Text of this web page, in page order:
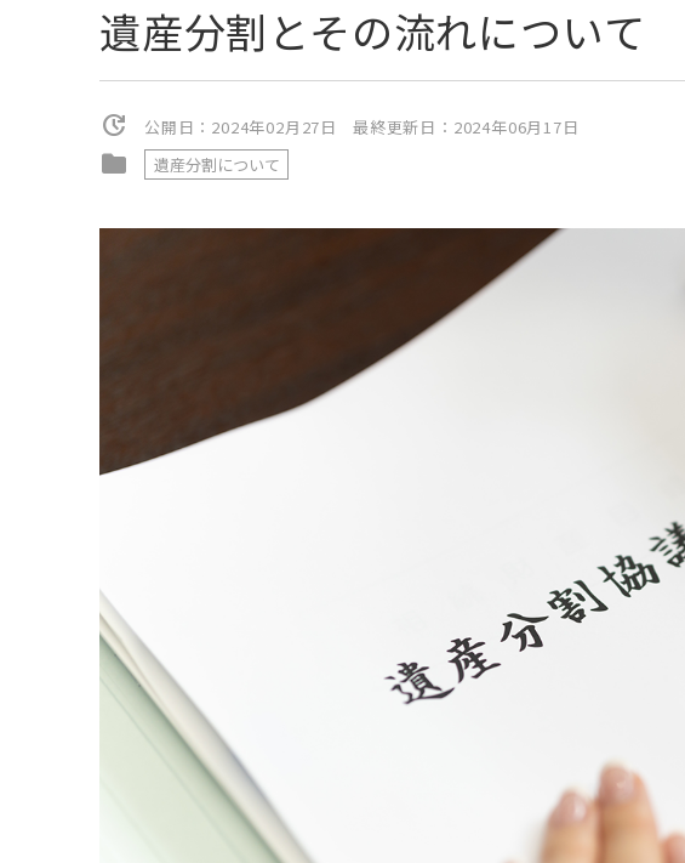
遺産分割とその流れについて
update 公開日： 2024年02月27日 最終更新日： 2024年06月17日
folder 遺産分割について